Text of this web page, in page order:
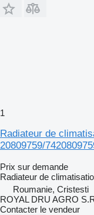
1
Radiateur de
20809759/
Prix sur demande
Radiateur de
Roumanie, Cristesti
ROYAL DRU AGRO
Contacter le vendeur